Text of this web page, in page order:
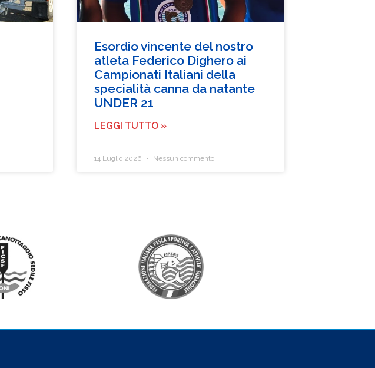
Esordio vincente del nostro
atleta Federico Dighero ai
Campionati Italiani della
specialità canna da natante
UNDER 21
LEGGI TUTTO »
14 Luglio 2026 Nessun commento